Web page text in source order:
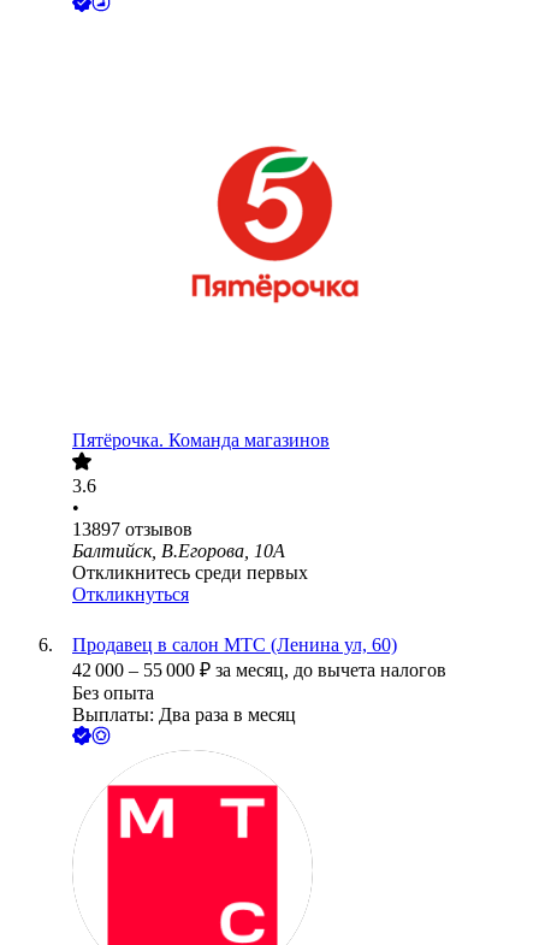
Пятёрочка. Команда магазинов
3.6
•
13897 отзывов
Балтийск, В.Егорова, 10А
Откликнитесь среди первых
Откликнуться
Продавец в салон МТС (Ленина ул, 60)
42 000 – 55 000 ₽ за месяц, до вычета налогов
Без опыта
Выплаты: Два раза в месяц